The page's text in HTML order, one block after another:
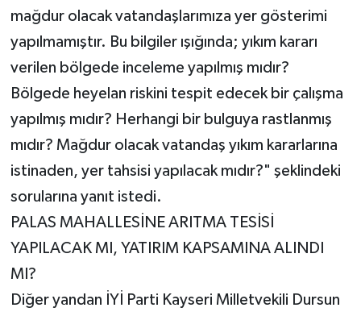
mağdur olacak vatandaşlarımıza yer gösterimi
yapılmamıştır. Bu bilgiler ışığında; yıkım kararı
verilen bölgede inceleme yapılmış mıdır?
Bölgede heyelan riskini tespit edecek bir çalışma
yapılmış mıdır? Herhangi bir bulguya rastlanmış
mıdır? Mağdur olacak vatandaş yıkım kararlarına
istinaden, yer tahsisi yapılacak mıdır?" şeklindeki
sorularına yanıt istedi.
PALAS MAHALLESİNE ARITMA TESİSİ
YAPILACAK MI, YATIRIM KAPSAMINA ALINDI
MI?
Diğer yandan İYİ Parti Kayseri Milletvekili Dursun